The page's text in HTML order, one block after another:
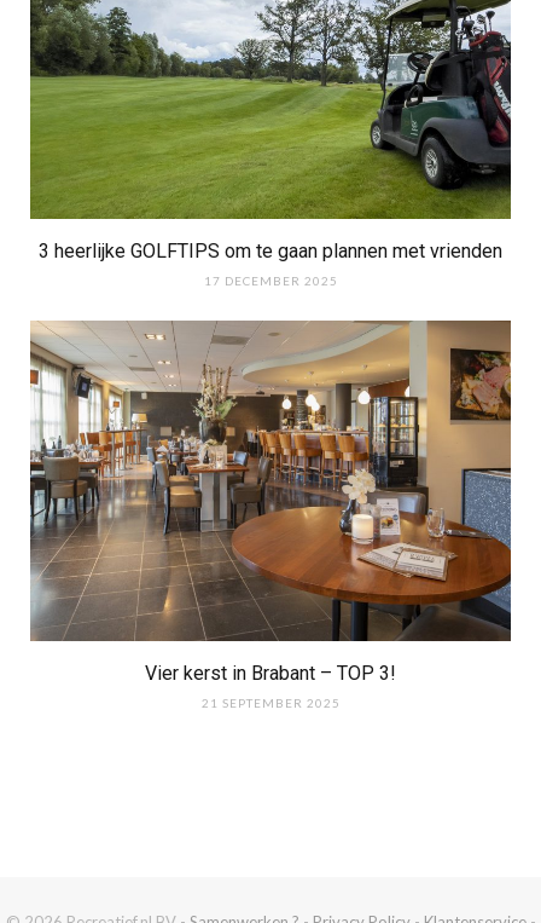
3 heerlijke GOLFTIPS om te gaan plannen met vrienden
17 DECEMBER 2025
Vier kerst in Brabant – TOP 3!
21 SEPTEMBER 2025